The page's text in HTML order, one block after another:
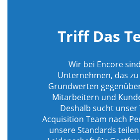
Triff Das
Wir bei Encore
Unternehmen, das
Grundwerten
Mitarbeitern und
Deshalb sucht unser
Acquisition Team nach
unsere Standards